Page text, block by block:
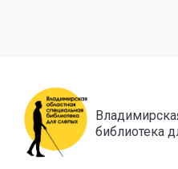
библиотека